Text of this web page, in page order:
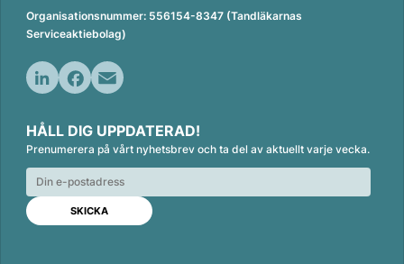
Organisationsnummer: 556154-8347 (Tandläkarnas
Serviceaktiebolag)
n
k
e
d
n
c
e
b
o
o
k
a
i
l
HÅLL DIG UPPDATERAD!
Prenumerera på vårt nyhetsbrev och ta del av aktuellt varje vecka.